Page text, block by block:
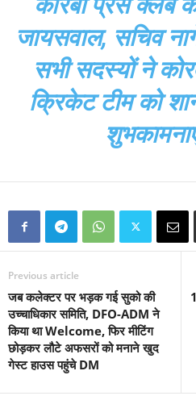
जायसवाल, सचिव
सभी सदस्यों ने
क्रिकेट टीम को
Previous article
जब कलेक्टर पर भड़क गई सुको की
उच्चाधिकार समिति, DFO-ADM ने
किया था Welcome, फिर मीटिंग
छोड़कर लौटे अफसरों को मनाने खुद
गेस्ट हाउस पहुंचे DM